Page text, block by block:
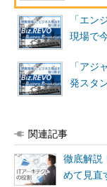
きる」と力説する。
開発手法だけでは
現できない
情報システム開発
デルといった開発手
ある。しかし、片山
した開発手法を
た
けでは、情報システ
「エン
現場で
「アジ
発スタ
関連記事
徹底解説
めて見直